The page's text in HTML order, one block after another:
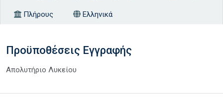
Πλήρους Ελληνικά
Προϋποθέσεις Εγγραφής
Απολυτήριο Λυκείου